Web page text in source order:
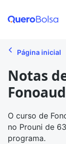
Página inicial
Notas
O curso de
no Prouni de
programa.